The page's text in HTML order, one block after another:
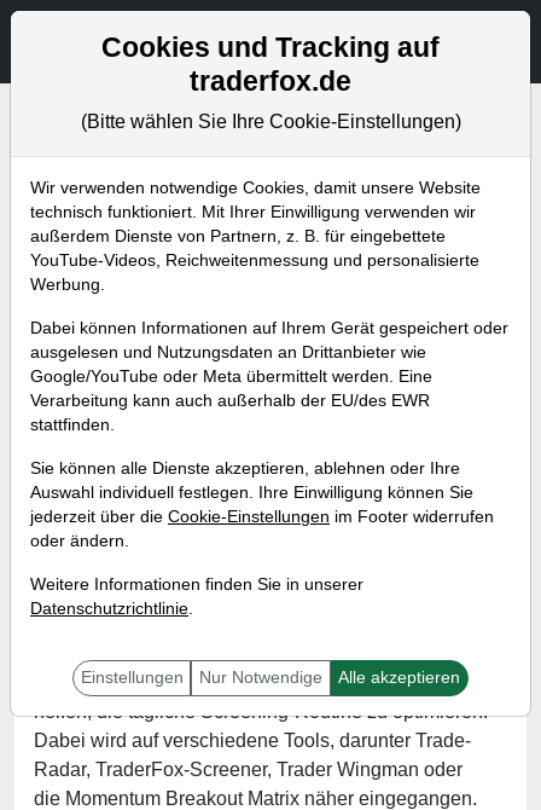
Aktien- und Artikelsuche
Bevorstehende Webinare Alle Aufzeichnungen
Basis-Funktionen für die tägliche
Screening-Routine
Referent:
Andreas Zehetner
Funktionen im Trading-Desk vorgestellt, die dabei
helfen, die tägliche Screening-Routine zu optimieren.
Dabei wird auf verschiedene Tools, darunter Trade-
Radar, TraderFox-Screener, Trader Wingman oder
die Momentum Breakout Matrix näher eingegangen.
Cookies und Tracking auf
traderfox.de
(Bitte wählen Sie Ihre Cookie-Einstellungen)
Wir verwenden notwendige Cookies, damit unsere Website
technisch funktioniert. Mit Ihrer Einwilligung verwenden wir
außerdem Dienste von Partnern, z. B. für eingebettete
YouTube-Videos, Reichweitenmessung und personalisierte
Werbung.
Dabei können Informationen auf Ihrem Gerät gespeichert oder
ausgelesen und Nutzungsdaten an Drittanbieter wie
Google/YouTube oder Meta übermittelt werden. Eine
Verarbeitung kann auch außerhalb der EU/des EWR
stattfinden.
Sie können alle Dienste akzeptieren, ablehnen oder Ihre
Auswahl individuell festlegen. Ihre Einwilligung können Sie
jederzeit über die Cookie-Einstellungen im Footer widerrufen
oder ändern.
Weitere Informationen finden Sie in unserer
Datenschutzrichtlinie.
Einstellungen Nur Notwendige Alle akzeptieren